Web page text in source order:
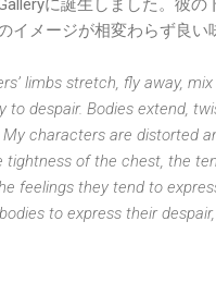
イメージが相変わらず良い
limbs stretch, fly away,
to despair. Bodies extend,
My characters are distorted
tightness of the chest, the
feelings they tend to
to express their